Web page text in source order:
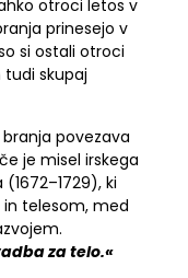
otroci letos v
prinesejo v
si ostali otroci
tudi skupaj
povezava
je misel irskega
ki
telesom, med
za telo.«